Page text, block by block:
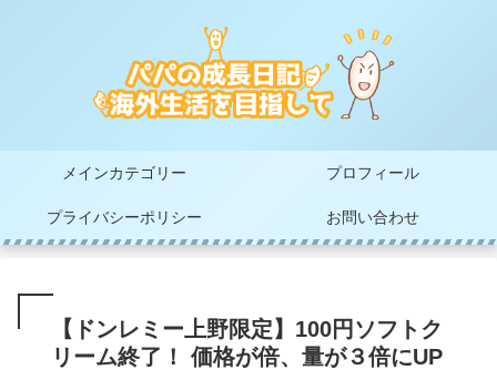
メインカテゴリー プロフィール
プライバシーポリシー お問い合わせ
【ドンレミー上野限定】100円ソフトク
リーム終了！ 価格が倍、量が３倍にUP